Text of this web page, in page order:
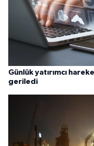
Günlük yatırımcı
geriledi